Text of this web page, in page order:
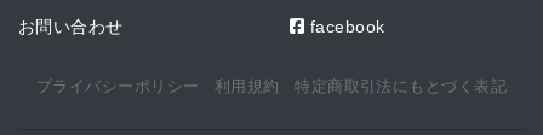
お問い合わせ
facebook
プライバシーポリシー 利用規約 特定商取引法にもとづく表記